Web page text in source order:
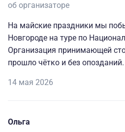
об организаторе
На майские праздники мы
Новгороде на туре по
Организация принимающей
прошло чётко и без
Марина — выше всяких похвал.
14 мая 2026
Ольга